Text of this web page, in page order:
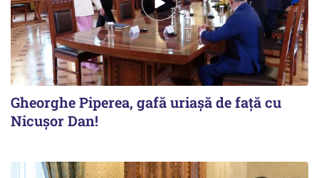
Gheorghe Piperea, gafă uriaşă de faţă cu
Nicuşor Dan!